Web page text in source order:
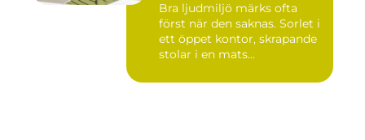
Bra ljudmiljö märks ofta
först när den saknas. Sorlet i
ett öppet kontor, skrapande
stolar i en mats...